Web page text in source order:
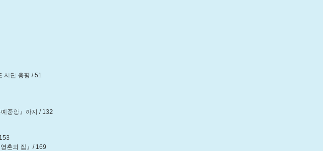
시단 총평 / 51
중앙』까지 / 132
혼의 집』/ 169